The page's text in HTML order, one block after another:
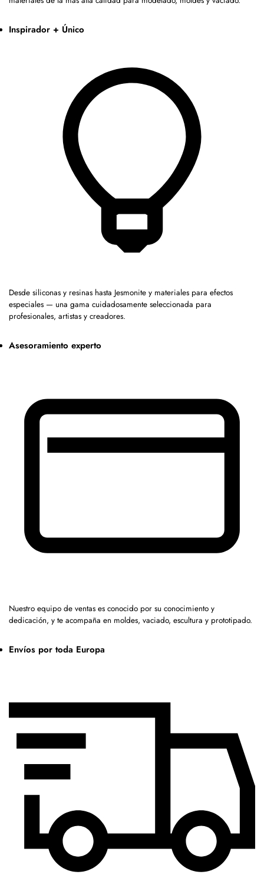
Inspirador + Único
Desde siliconas y resinas hasta Jesmonite y materiales para efectos
especiales — una gama cuidadosamente seleccionada para
profesionales, artistas y creadores.
Asesoramiento experto
Nuestro equipo de ventas es conocido por su conocimiento y
dedicación, y te acompaña en moldes, vaciado, escultura y prototipado.
Envíos por toda Europa